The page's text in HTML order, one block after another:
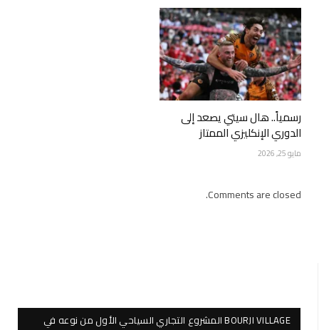
رسمياً.. هال سيتي يصعد إلى
الدوري الإنكليزي الممتاز
مايو 25, 2026
Comments are closed.
BOURJI VILLAGE المشروع التجاري السياحي الأول من نوعه في